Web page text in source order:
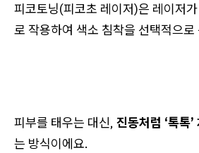
피코토닝(피코초 레이저)은 레이저
로 작용하여 색소 침착을 선택적으로
피부를 태우는 대신, 진동처럼 ‘톡톡’
는 방식이에요.